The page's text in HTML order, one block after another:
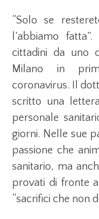
“Solo se
l’abbiamo
cittadini da uno
Milano in
coronavirus. Il
scritto una
personale
giorni. Nelle sue
passione che
sanitario, ma
provati di fronte
“sacrifici che non